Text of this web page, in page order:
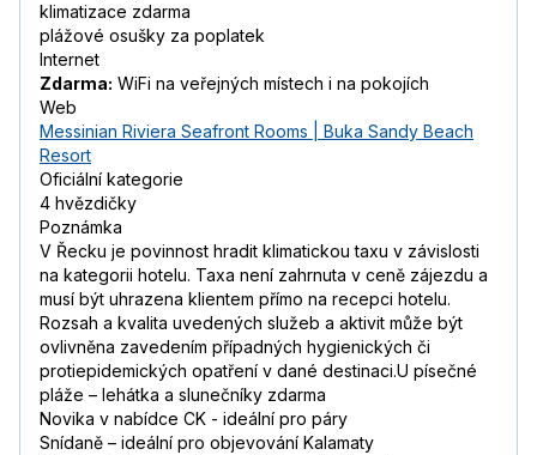
klimatizace zdarma
plážové osušky za poplatek
Internet
Zdarma: WiFi na veřejných místech i na pokojích
Web
Messinian Riviera Seafront Rooms | Buka Sandy Beach
Resort
Oficiální kategorie
4 hvězdičky
Poznámka
V Řecku je povinnost hradit klimatickou taxu v závislosti
na kategorii hotelu. Taxa není zahrnuta v ceně zájezdu a
musí být uhrazena klientem přímo na recepci hotelu.
Rozsah a kvalita uvedených služeb a aktivit může být
ovlivněna zavedením případných hygienických či
protiepidemických opatření v dané destinaci.U písečné
pláže – lehátka a slunečníky zdarma
Novika v nabídce CK - ideální pro páry
Snídaně – ideální pro objevování Kalamaty